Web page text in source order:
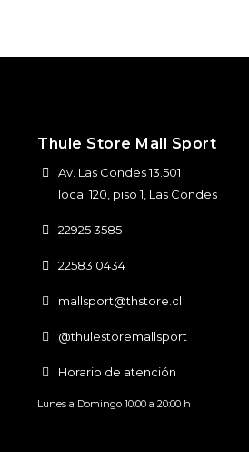
Thule Store Mall Sport
Av. Las Condes 13.501
local 120, piso 1, Las Condes
22925 3585
22583 0434
mallsport@thstore.cl
@thulestoremallsport
Horario de atención
Lunes a Domingo 10:00 a 20:00 h